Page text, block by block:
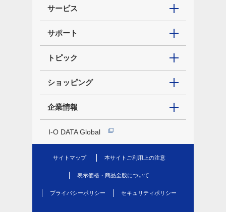
サービス
サポート
トピック
ショッピング
企業情報
I-O DATA Global
サイトマップ 本サイトご利用上の注意
表示価格・商品全般について
プライバシーポリシー セキュリティポリシー